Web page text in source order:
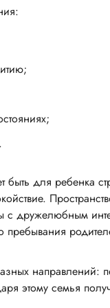
для ребенка
с дружелюбным
пребывания
направлений:
этому семья